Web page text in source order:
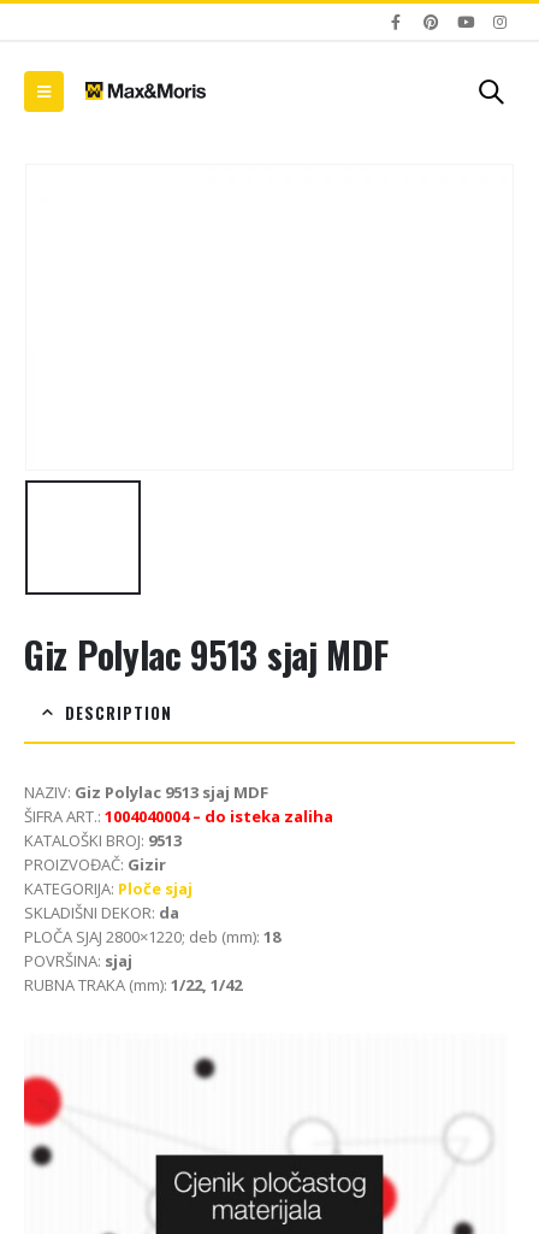
Giz Polylac 9513 sjaj MDF
DESCRIPTION
NAZIV: Giz Polylac 9513 sjaj MDF
ŠIFRA ART.: 1004040004 – do isteka zaliha
KATALOŠKI BROJ: 9513
PROIZVOĐAČ: Gizir
KATEGORIJA: Ploče sjaj
SKLADIŠNI DEKOR: da
PLOČA SJAJ 2800×1220; deb (mm): 18
POVRŠINA: sjaj
RUBNA TRAKA (mm): 1/22, 1/42